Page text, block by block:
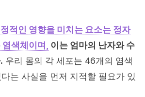
적인 영향을 미치는 요소는 정자
색체이며,
이는 엄마의 난자와 수
우리 몸의 각 세포는 46개의 염색
는 사실을 먼저 지적할 필요가 있